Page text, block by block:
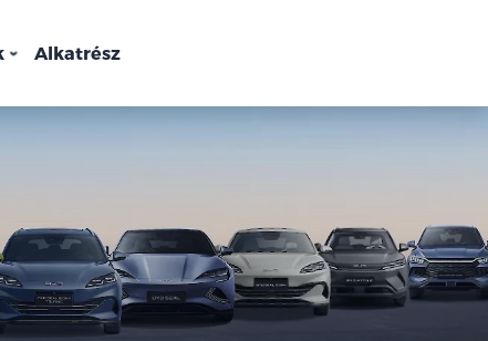
Alkatrész